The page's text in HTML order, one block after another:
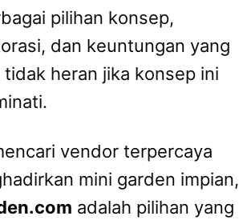
pilihan konsep,
dan keuntungan yang
heran jika konsep ini
vendor terpercaya
mini garden impian,
adalah pilihan yang